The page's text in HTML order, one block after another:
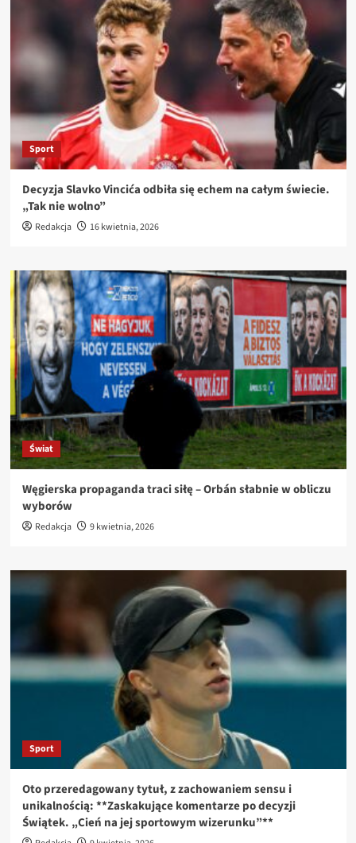
Sport
Decyzja Slavko Vincića odbiła się echem na całym świecie.
„Tak nie wolno”
Redakcja 16 kwietnia, 2026
Świat
Węgierska propaganda traci siłę – Orbán słabnie w obliczu
wyborów
Redakcja 9 kwietnia, 2026
Sport
Oto przeredagowany tytuł, z zachowaniem sensu i
unikalnością: **Zaskakujące komentarze po decyzji
Świątek. „Cień na jej sportowym wizerunku”**